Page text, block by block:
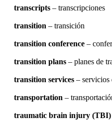
transcripts – transcripciones
transition – transición
transition conference –
transition plans – planes de
transition services – servicios
transportation –
traumatic brain injury (TBI)